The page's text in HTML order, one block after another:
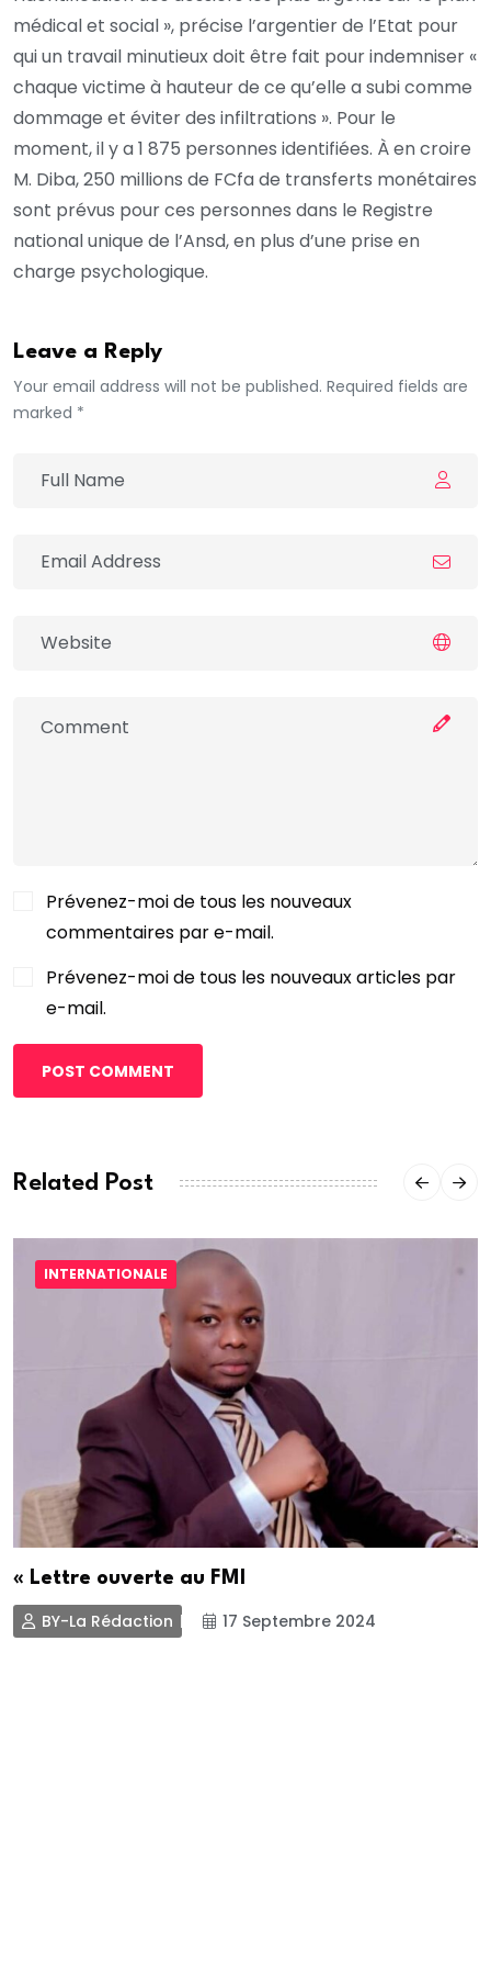
médical et social », précise l’argentier de l’Etat pour
qui un travail minutieux doit être fait pour indemniser «
chaque victime à hauteur de ce qu’elle a subi comme
dommage et éviter des infiltrations ». Pour le
moment, il y a 1 875 personnes identifiées. À en croire
M. Diba, 250 millions de FCfa de transferts monétaires
sont prévus pour ces personnes dans le Registre
national unique de l’Ansd, en plus d’une prise en
charge psychologique.
Leave a Reply
Your email address will not be published. Required fields are
marked *
Prévenez-moi de tous les nouveaux
commentaires par e-mail.
Prévenez-moi de tous les nouveaux articles par
e-mail.
POST COMMENT
Related Post
INTERNATIONALE
« Lettre ouverte au FMI
BY-La Rédaction 17 Septembre 2024